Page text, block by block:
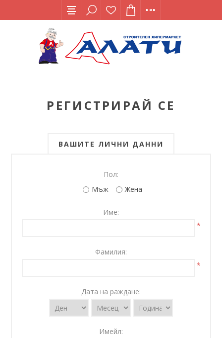
РЕГИСТРИРАЙ СЕ
ВАШИТЕ ЛИЧНИ ДАННИ
Пол:
Мъж
Жена
Име:
*
Фамилия:
*
Дата на раждане:
Имейл: